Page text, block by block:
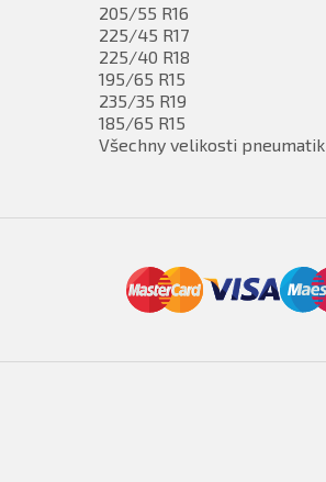
205/55 R16
225/45 R17
225/40 R18
195/65 R15
235/35 R19
185/65 R15
Všechny velikosti pneumatik